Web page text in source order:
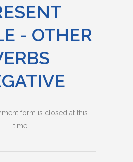
- OTHER
form is closed at this
time.